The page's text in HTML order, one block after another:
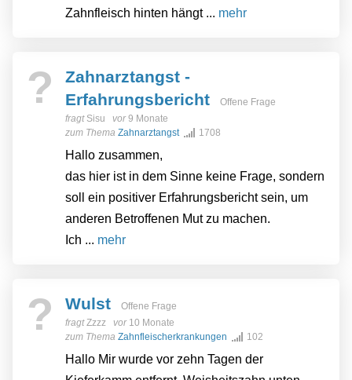
Zahnfleisch hinten hängt ... mehr
?
Zahnarztangst -
Erfahrungsbericht
Offene Frage
fragt Sisu vor9 Monate
zum Thema Zahnarztangst 1708
Hallo zusammen,
das hier ist in dem Sinne keine Frage, sondern
soll ein positiver Erfahrungsbericht sein, um
anderen Betroffenen Mut zu machen.
Ich ... mehr
? Wulst
Offene Frage
fragtZzzz vor10 Monate
zum Thema Zahnfleischerkrankungen 102
Hallo Mir wurde vor zehn Tagen der